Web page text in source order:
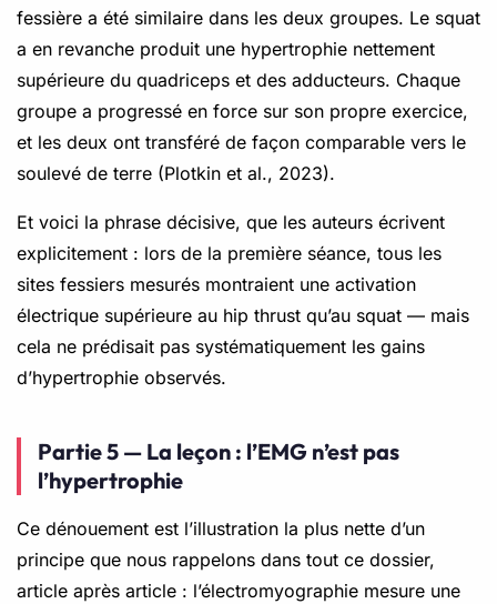
fessière a été similaire dans les deux groupes. Le squat
a en revanche produit une hypertrophie nettement
supérieure du quadriceps et des adducteurs. Chaque
groupe a progressé en force sur son propre exercice,
et les deux ont transféré de façon comparable vers le
soulevé de terre (Plotkin et al., 2023).
Et voici la phrase décisive, que les auteurs écrivent
explicitement : lors de la première séance, tous les
sites fessiers mesurés montraient une activation
électrique supérieure au hip thrust qu’au squat — mais
cela ne prédisait pas systématiquement les gains
d’hypertrophie observés.
Partie 5 — La leçon : l’EMG n’est pas
l’hypertrophie
Ce dénouement est l’illustration la plus nette d’un
principe que nous rappelons dans tout ce dossier,
article après article : l’électromyographie mesure une